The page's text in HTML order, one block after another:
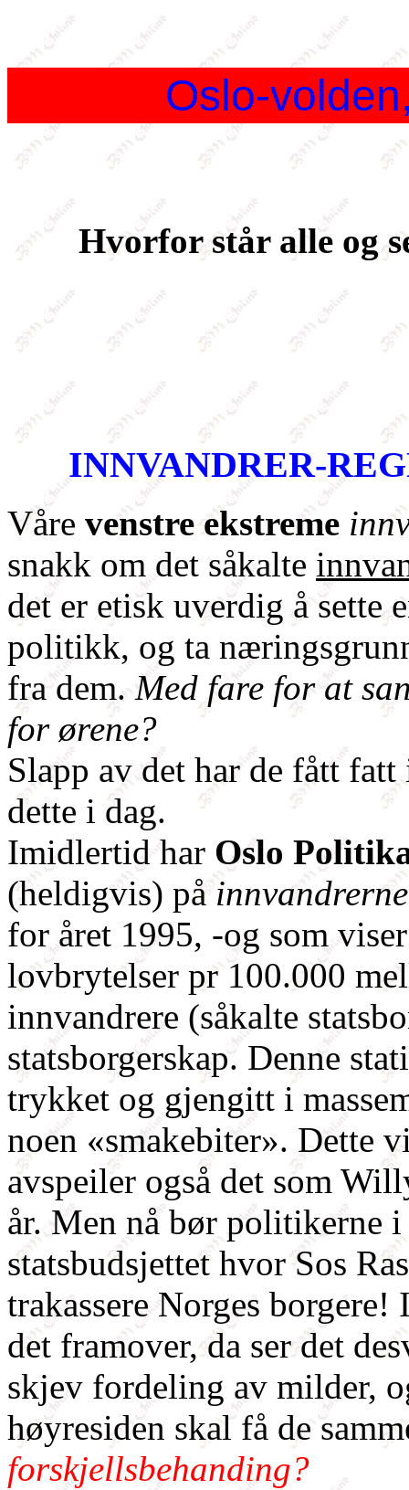
Oslo-
Hvorfor står alle og
INNVANDRER-
Våre venstre ekstreme
snakk om det såkalte
det er etisk uverdig å sette
politikk, og ta
fra dem.Med fare for at
for ørene?
Slapp av det har de fått
dette i dag.
Imidlertid har Oslo
(heldigvis) påinnvandrerne
for året 1995, -og som
lovbrytelser pr 100.000
innvandrere (såkalte
statsborgerskap. Denne
trykket og gjengitt i
noen «smakebiter». Dette
avspeiler også det som
år. Men nå bør politikerne
statsbudsjettet hvor Sos
trakassere Norges
det framover, da ser det
skjev fordeling av milder,
høyresiden skal få de
forskjellsbehanding?